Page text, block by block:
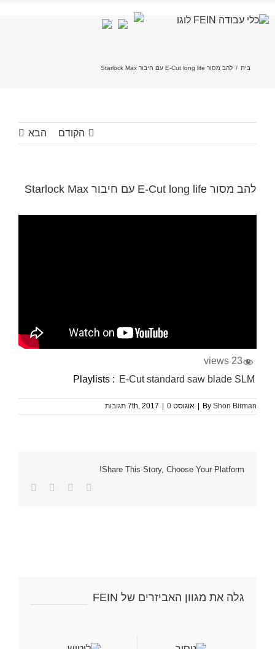
בית / להב מסור E-Cut long life עם חיבור Starlock Max
הקודם הבא
להב מסור E-Cut long life עם חיבור Starlock Max
23 views
Playlists : E-Cut standard saw blade SLM
By Shon Birman אוגוסט 7th, 2017 0 תגובות
Share This Story, Choose Your Platform!
Facebook
Twitter
LinkedIn
גלה את מגוון האביזרים של FEIN